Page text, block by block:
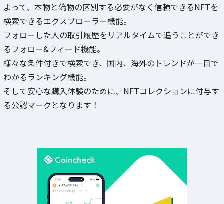
よって、本物と偽物の区別する必要がなく信頼できるNFTを
検索できるエクスプローラー機能。
フォローした人の取引履歴をリアルタイムで追うことができ
るフォロー&フィード機能。
様々な条件付きで検索でき、国内、海外のトレンドが一目で
わかるランキング機能。
そして安心な購入体験のために、NFTコレクションに付与す
る公認マークとなります！